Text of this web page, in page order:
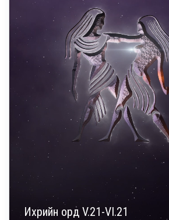
Ихрийн орд V.21-VI.21